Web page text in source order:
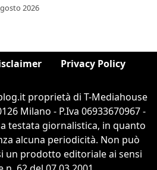
2026
Privacy Policy
proprietà di T-Mediahouse
Milano - P.Iva 06933670967 -
testata giornalistica, in quanto
alcuna periodicità. Non può
un prodotto editoriale ai sensi